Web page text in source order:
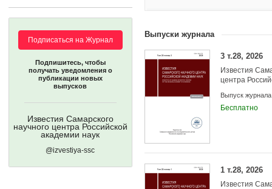
Подписаться на Журнал
Подпишитесь, чтобы
получать уведомления о
публикации новых
выпусков
Известия Самарского
научного центра Российской
академии наук
@izvestiya-ssc
Выпуски журнала
3 т.28, 2026
Известия
центра
Выпуск журнала
Бесплатно
1 т.28, 2026
Известия